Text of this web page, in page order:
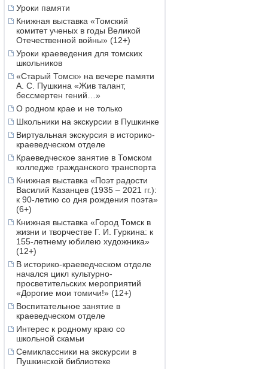
Уроки памяти
Книжная выставка «Томский
комитет ученых в годы Великой
Отечественной войны» (12+)
Уроки краеведения для томских
школьников
«Старый Томск» на вечере памяти
А. С. Пушкина «Жив талант,
бессмертен гений…»
О родном крае и не только
Школьники на экскурсии в Пушкинке
Виртуальная экскурсия в историко-
краеведческом отделе
Краеведческое занятие в Томском
колледже гражданского транспорта
Книжная выставка «Поэт радости
Василий Казанцев (1935 – 2021 гг.):
к 90-летию со дня рождения поэта»
(6+)
Книжная выставка «Город Томск в
жизни и творчестве Г. И. Гуркина: к
155-летнему юбилею художника»
(12+)
В историко-краеведческом отделе
начался цикл культурно-
просветительских мероприятий
«Дорогие мои томичи!» (12+)
Воспитательное занятие в
краеведческом отделе
Интерес к родному краю со
школьной скамьи
Семиклассники на экскурсии в
Пушкинской библиотеке